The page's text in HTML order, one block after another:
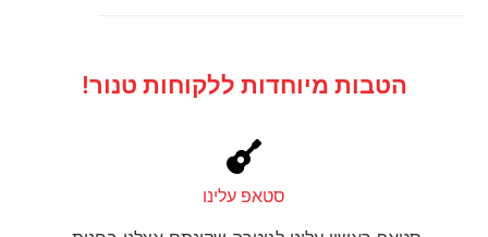
הטבות מיוחדות ללקוחות טנור!
סטאפ עלינו